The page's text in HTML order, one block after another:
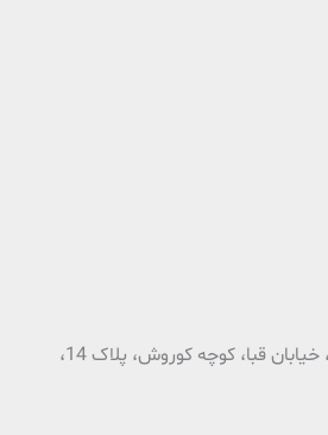
تهران، پاسداران، خیابان قبا، کوچه کوروش، پلاک 14،